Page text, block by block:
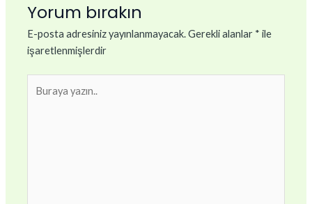
Yorum bırakın
E-posta adresiniz yayınlanmayacak.Gerekli alanlar * ile
işaretlenmişlerdir
yazın..